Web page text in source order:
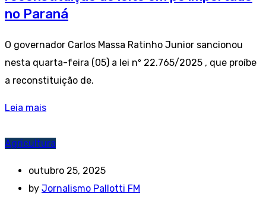
no Paraná
O governador Carlos Massa Ratinho Junior sancionou
nesta quarta-feira (05) a lei nº 22.765/2025 , que proíbe
a reconstituição de.
Leia mais
Agricultura
outubro 25, 2025
by Jornalismo Pallotti FM